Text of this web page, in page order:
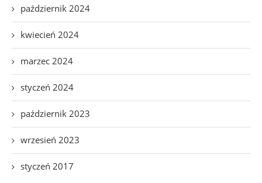
październik 2024
kwiecień 2024
marzec 2024
styczeń 2024
październik 2023
wrzesień 2023
styczeń 2017